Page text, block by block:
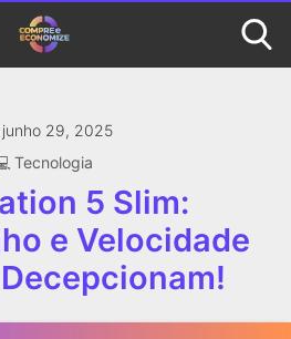
junho 29, 2025
Tecnologia
5 Slim:
e Velocidade